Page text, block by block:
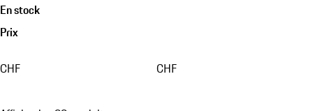
En stock
Prix
CHF CHF